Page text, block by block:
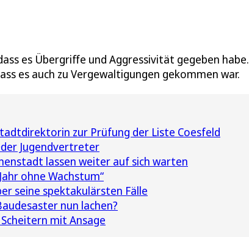
es Übergriffe und Aggressivität gegeben habe.
es auch zu Vergewaltigungen gekommen war.
zur Prüfung der Liste Coesfeld
Jugendvertreter
lassen weiter auf sich warten
ohne Wachstum“
seine spektakulärsten Fälle
nun lachen?
mit Ansage